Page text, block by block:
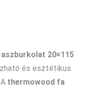
20×115
és esztétikus
thermowood fa